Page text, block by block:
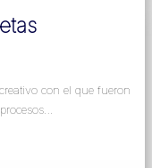
con el que fueron